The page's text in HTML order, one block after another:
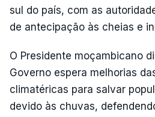
sul do país, com as
de antecipação às cheias e
O Presidente moçambicano
Governo espera melhorias
climatéricas para salvar
devido às chuvas,